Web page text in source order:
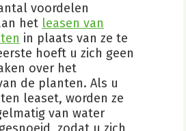
voordelen
het leasen van
in plaats van ze te
hoeft u zich geen
over het
de planten. Als u
leaset, worden ze
van water